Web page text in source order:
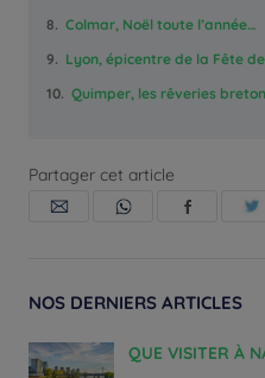
8. Colmar, Noël toute l’année…
9. Lyon, épicentre de la Fête
10. Quimper, les rêveries
Partager cet article
NOS DERNIERS ARTICLES
QUE VISITER À